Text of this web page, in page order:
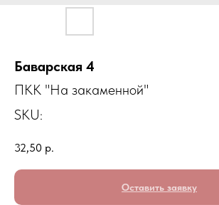
Баварская 4
ПКК "На закаменной"
SKU:
32,50 р.
Оставить заявку